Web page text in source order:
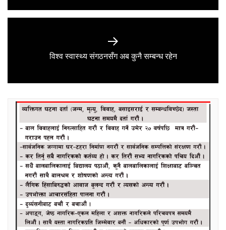
Next
विश्व स्वास्थ्य संगठनसँग अब कुनै सम्बन्ध रहेन